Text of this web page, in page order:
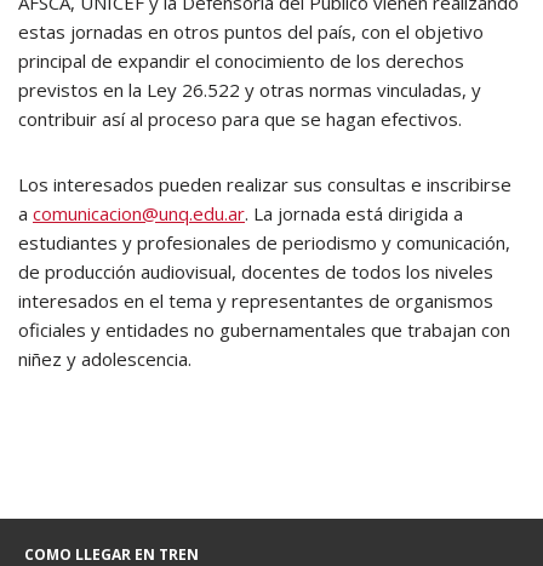
estas jornadas en otros puntos del país, con el objetivo
principal de expandir el conocimiento de los derechos
previstos en la Ley 26.522 y otras normas vinculadas, y
contribuir así al proceso para que se hagan efectivos.
Los interesados pueden realizar sus consultas e inscribirse
a comunicacion@unq.edu.ar. La jornada está dirigida a
estudiantes y profesionales de periodismo y comunicación,
de producción audiovisual, docentes de todos los niveles
interesados en el tema y representantes de organismos
oficiales y entidades no gubernamentales que trabajan con
niñez y adolescencia.
COMO LLEGAR EN TREN